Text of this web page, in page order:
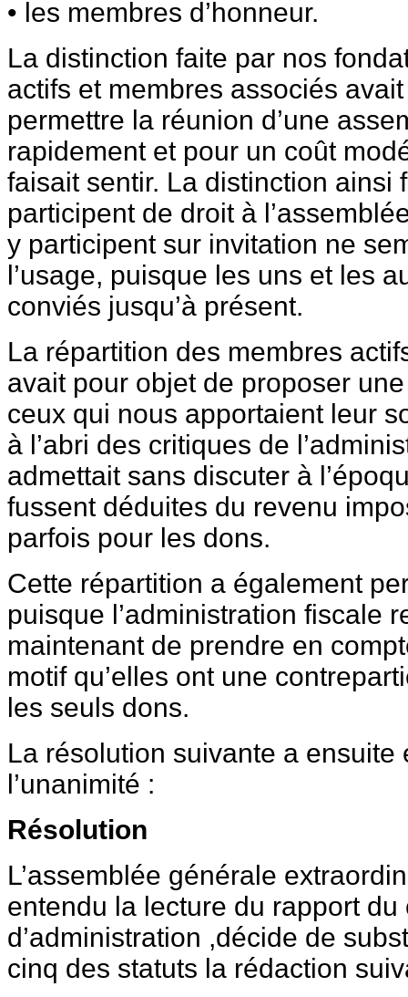
• les membres d’honneur.
La distinction faite par nos
actifs et membres associés
permettre la réunion d’une
rapidement et pour un coût
faisait sentir. La distinction ainsi
participent de droit à
y participent sur invitation ne
l’usage, puisque les uns et les
conviés jusqu’à présent.
La répartition des membres
avait pour objet de proposer
ceux qui nous apportaient leur
à l’abri des critiques de
admettait sans discuter à
fussent déduites du revenu
parfois pour les dons.
Cette répartition a également
puisque l’administration fiscale
maintenant de prendre en
motif qu’elles ont une
les seuls dons.
La résolution suivante a ensuite
l’unanimité :
Résolution
L’assemblée générale
entendu la lecture du rapport du
d’administration ,décide de
cinq des statuts la rédaction